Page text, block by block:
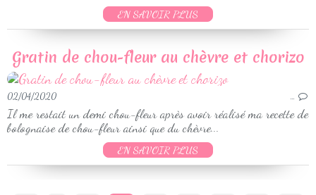
EN SAVOIR PLUS
Gratin de chou-fleur au chèvre et chorizo
02/04/2020 …
Il me restait un demi chou-fleur après avoir réalisé ma recette de
bolognaise de chou-fleur ainsi que du chèvre...
EN SAVOIR PLUS